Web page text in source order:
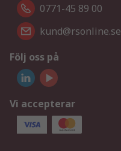
0771-45 89 00
kund@rsonline.se
Följ oss på
Vi accepterar